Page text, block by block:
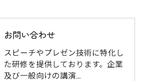
お問い合わせ
スピーチやプレゼン技術に特化し
た研修を提供しております。企業
及び一般向けの講演…
お問い合わせはこちら